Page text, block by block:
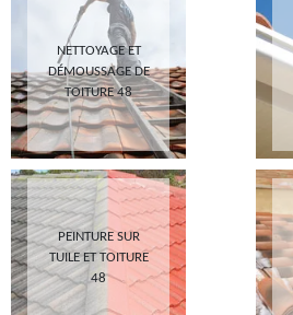
NETTOYAGE ET
DÉMOUSSAGE DE
TOITURE 48
PEINTURE SUR
TUILE ET TOITURE
48